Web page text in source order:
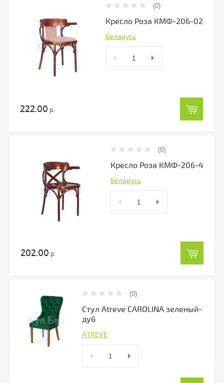
(0)
Кресло Роза КМФ-206-02
Беларусь
222.00 р.
(0)
Кресло Роза КМФ-206-4
Беларусь
202.00 р.
(0)
Стул Atreve CAROLINA зеленый-
дуб
ATREVE